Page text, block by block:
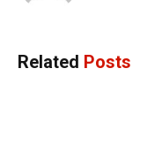
Related Posts